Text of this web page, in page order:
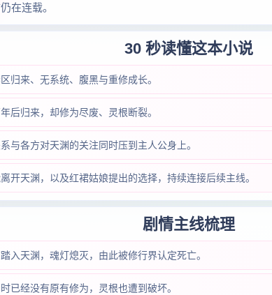
在连载。
30 秒读懂这本小说
归来、无系统、腹黑与重修成长。
后归来，却修为尽废、灵根断裂。
与各方对天渊的关注同时压到主人公身上。
开天渊，以及红裙姑娘提出的选择，持续连接后续主线。
剧情主线梳理
入天渊，魂灯熄灭，由此被修行界认定死亡。
已经没有原有修为，灵根也遭到破坏。